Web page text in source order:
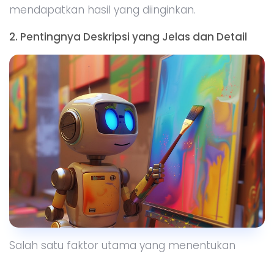
mendapatkan hasil yang diinginkan.
2. Pentingnya Deskripsi yang Jelas dan Detail
Salah satu faktor utama yang menentukan